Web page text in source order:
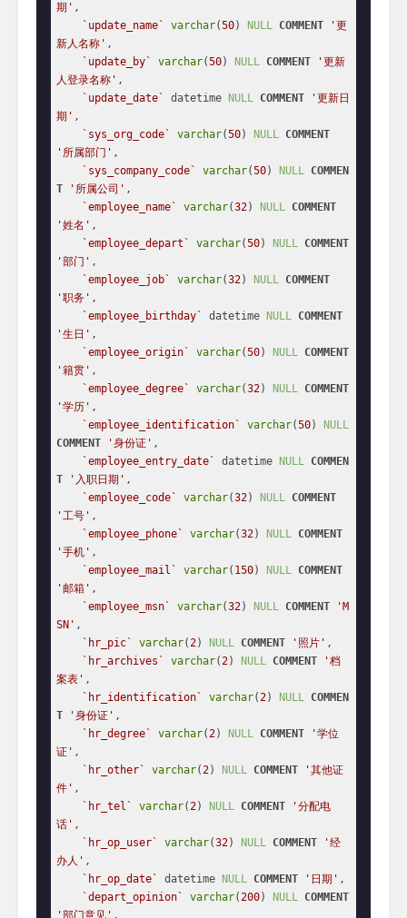
期' ,
`update_name`
varchar(50) NULL COMMENT
'更
新人名称' ,
`update_by`
varchar(50) NULL COMMENT
'更新
人登录名称' ,
`update_date`
datetime NULL COMMENT
'更新日
期' ,
`sys_org_code`
varchar(50) NULL COMMENT
'所属部门' ,
`sys_company_code`
varchar(50) NULL COMMEN
T
'所属公司' ,
`employee_name`
varchar(32) NULL COMMENT
'姓名' ,
`employee_depart`
varchar(50) NULL COMMENT
'部门' ,
`employee_job`
varchar(32) NULL COMMENT
'职务' ,
`employee_birthday`
datetime NULL COMMENT
'生日' ,
`employee_origin`
varchar(50) NULL COMMENT
'籍贯' ,
`employee_degree`
varchar(32) NULL COMMENT
'学历' ,
`employee_identification`
varchar(50)
NULL
COMMENT
'身份证' ,
`employee_entry_date`
datetime NULL COMMEN
T
'入职日期' ,
`employee_code`
varchar(32) NULL COMMENT
'工号' ,
`employee_phone`
varchar(32) NULL COMMENT
'手机' ,
`employee_mail`
varchar( 150) NULL COMMENT
'邮箱' ,
`employee_msn`
varchar(32) NULL COMMENT
'M
SN' ,
`hr_pic`
varchar(2) NULL COMMENT '照片' ,
`hr_archives`
varchar(2) NULL COMMENT
'档
案表' ,
`hr_identification`
varchar(2) NULL COMMEN
T
'身份证' ,
`hr_degree`
varchar(2) NULL COMMENT
'学位
证' ,
`hr_other`
varchar(2) NULL COMMENT
'其他证
件' ,
`hr_tel`
varchar(2) NULL COMMENT
'分配电
话' ,
`hr_op_user`
varchar(32) NULL COMMENT
'经
办人' ,
`hr_op_date`
datetime NULL COMMENT '日期' ,
`depart_opinion`
varchar(200) NULL COMMENT
'部门意见' ,